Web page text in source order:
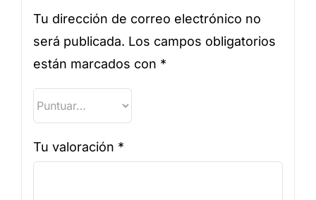
Tu dirección de correo electrónico no
será publicada. Los campos obligatorios
están marcados con *
Tu valoración *